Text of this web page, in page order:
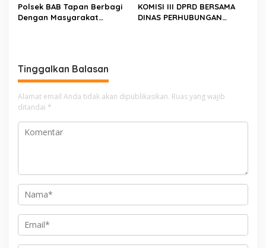
Polsek BAB Tapan Berbagi
Dengan Masyarakat
KOMISI III DPRD BERSAMA
DINAS PERHUBUNGAN
Tinggalkan Balasan
Alamat email Anda tidak akan dipublikasikan. Ruas yang wajib
ditandai *